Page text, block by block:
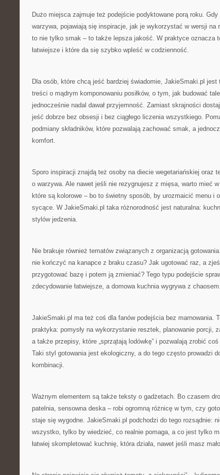
Dużo miejsca zajmuje też podejście podyktowane porą roku.
warzywa, pojawiają się inspiracje, jak je wykorzystać w wersji na
to nie tylko smak – to także lepsza jakość. W praktyce oznacza
łatwiejsze i które da się szybko wpleść w codzienność.
Dla osób, które chcą jeść bardziej świadomie, JakieSmaki.pl
treści o mądrym komponowaniu posiłków, o tym, jak budować
jednocześnie nadal dawał przyjemność. Zamiast skrajności
jeść dobrze bez obsesji i bez ciągłego liczenia wszystkiego.
podmiany składników, które pozwalają zachować smak, a
komfort.
Sporo inspiracji znajdą też osoby na diecie wegetariańskiej oraz
o warzywa. Ale nawet jeśli nie rezygnujesz z mięsa, warto mieć
które są kolorowe – bo to świetny sposób, by urozmaicić menu i
sycące. W JakieSmaki.pl taka różnorodność jest naturalna:
stylów jedzenia.
Nie brakuje również tematów związanych z organizacją
nie kończyć na kanapce z braku czasu? Jak ugotować raz, a
przygotować bazę i potem ją zmieniać? Tego typu podejście
zdecydowanie łatwiejsze, a domowa kuchnia wygrywa z
JakieSmaki.pl ma też coś dla fanów podejścia bez marnowania.
praktyka: pomysły na wykorzystanie resztek, planowanie porcji,
a także przepisy, które „sprzątają lodówkę” i pozwalają zrobić
Taki styl gotowania jest ekologiczny, a do tego często prowadzi
kombinacji.
Ważnym elementem są także teksty o gadżetach. Bo czasem
patelnia, sensowna deska – robi ogromną różnicę w tym, czy
staje się wygodne. JakieSmaki.pl podchodzi do tego rozsądnie:
wszystko, tylko by wiedzieć, co realnie pomaga, a co jest tylko
łatwiej skompletować kuchnię, która działa, nawet jeśli masz